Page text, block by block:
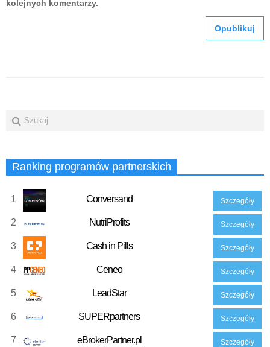
kolejnych komentarzy.
Ranking programów partnerskich
1 Conversand Szczegóły
2 NutriProfits Szczegóły
3 Cash in Pills Szczegóły
4 Ceneo Szczegóły
5 LeadStar Szczegóły
6 SUPERpartners Szczegóły
7 eBrokerPartner.pl Szczegóły